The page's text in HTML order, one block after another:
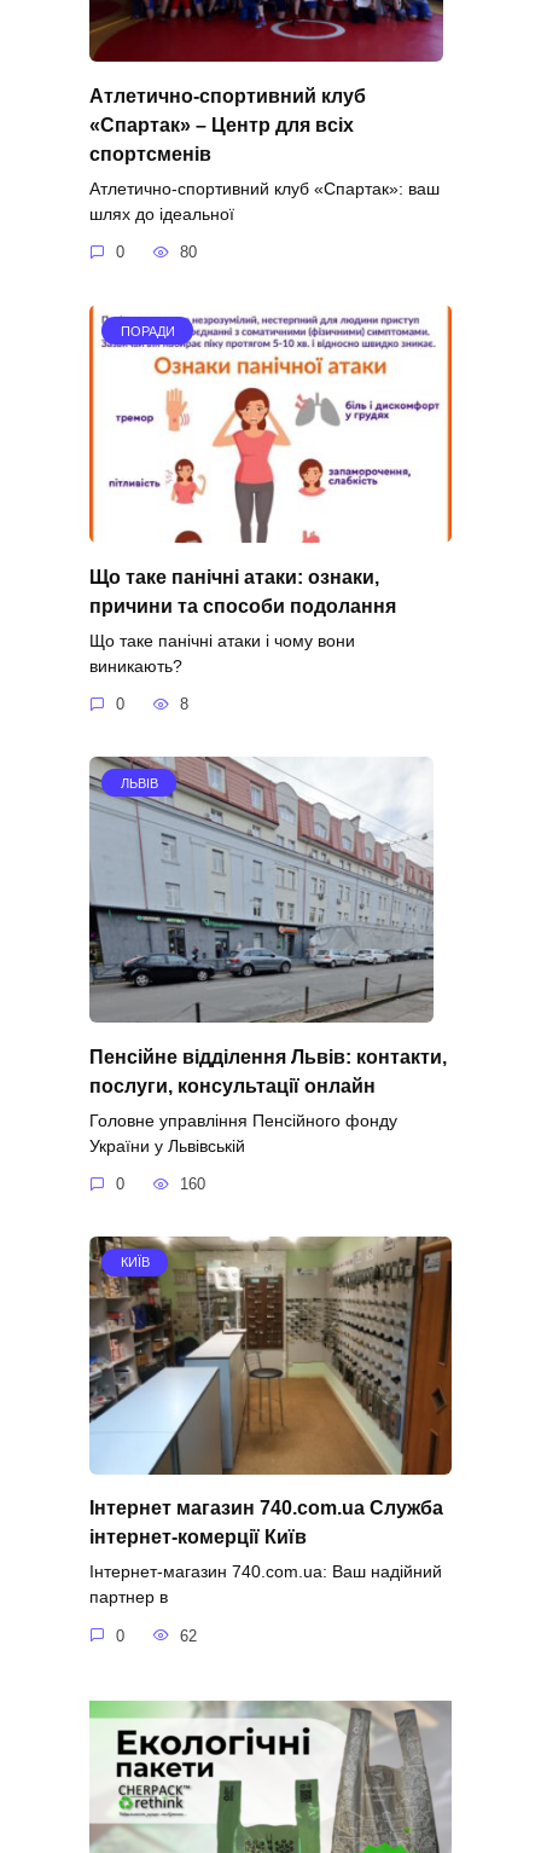
Атлетично-спортивний клуб
«Спартак» – Центр для всіх
спортсменів
Атлетично-спортивний клуб «Спартак»: ваш
шлях до ідеальної
0 80
ПОРАДИ
Що таке панічні атаки: ознаки,
причини та способи подолання
Що таке панічні атаки і чому вони
виникають?
0 8
ЛЬВІВ
Пенсійне відділення Львів: контакти,
послуги, консультації онлайн
Головне управління Пенсійного фонду
України у Львівській
0 160
КИЇВ
Інтернет магазин 740.com.ua Служба
інтернет-комерції Київ
Інтернет-магазин 740.com.ua: Ваш надійний
партнер в
0 62